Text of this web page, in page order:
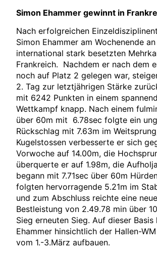
Simon Ehammer gewinnt in
Nach erfolgreichen
Simon Ehammer am Wochenende
international stark besetzten
Frankreich. Nachdem er nach dem
noch auf Platz 2 gelegen war,
2. Tag zur letztjährigen Stärke
mit 6242 Punkten in einem
Wettkampf knapp. Nach einem
über 60m mit 6.78sec folgte ein
Rückschlag mit 7.63m im
Kugelstossen verbesserte er sich
Vorwoche auf 14.00m, die
überquerte er auf 1.98m, die
begann mit 7.71sec über 60m
folgten hervorragende 5.21m im
und zum Abschluss reichte eine
Bestleistung von 2.49.78 min über
Sieg erneuten Sieg. Auf dieser Basis
Ehammer hinsichtlich der Hallen-
vom 1.-3.März aufbauen.